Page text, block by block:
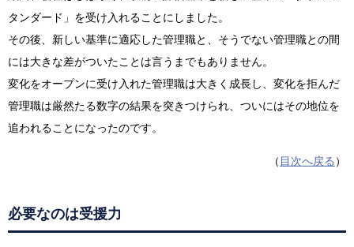
タンダード」を受け入れることにしました。
その後、新しい基準に適応した管理職と、そうでない管理職との間
には大きな差がついたことは言うまでもありません。
変化をオープンに受け入れた管理職は大きく成長し、変化を拒んだ
管理職は厳然たる数字の結果を突きつけられ、ついにはその地位を
追われることになったのです。
（ 目次へ戻る ）
必要なのは受援力